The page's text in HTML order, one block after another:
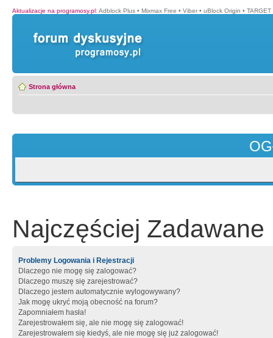
Aktualizacje na programosy.pl: Adblock Plus • Mixmax Free • Viber • uBlock Origin •
Strona główna
Najczęściej Zadawane
Problemy Logowania i Rejestracji
Dlaczego nie mogę się zalogować?
Dlaczego muszę się zarejestrować?
Dlaczego jestem automatycznie wylogowywany?
Jak mogę ukryć moją obecność na forum?
Zapomniałem hasła!
Zarejestrowałem się, ale nie mogę się zalogować!
Zarejestrowałem się kiedyś, ale nie mogę się już zalogować!